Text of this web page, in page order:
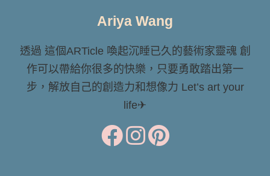
Ariya Wang
透過 這個ARTicle 喚起沉睡已久的藝術家靈魂 創
作可以帶給你很多的快樂，只要勇敢踏出第一
步，解放自己的創造力和想像力 Let’s art your
life✈